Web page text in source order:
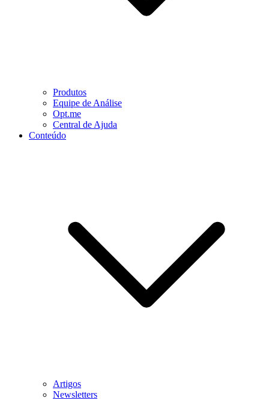
Produtos
Equipe de Análise
Opt.me
Central de Ajuda
Conteúdo
Artigos
Newsletters